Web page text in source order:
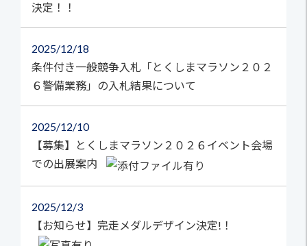
決定！！
2025 12/18
条件付き一般競争入札「とくしまマラソン２０２
６警備業務」の入札結果について
2025 12/10
【募集】とくしまマラソン２０２６イベント会場
での出展案内
2025 12/3
【お知らせ】完走メダルデザイン決定!！